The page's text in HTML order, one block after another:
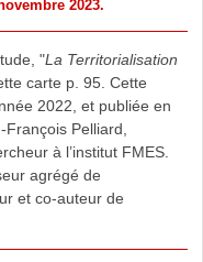
2023.
"La Territorialisation
carte p. 95. Cette
2022, et publiée en
Pelliard,
à l’institut FMES.
agrégé de
et co-auteur de